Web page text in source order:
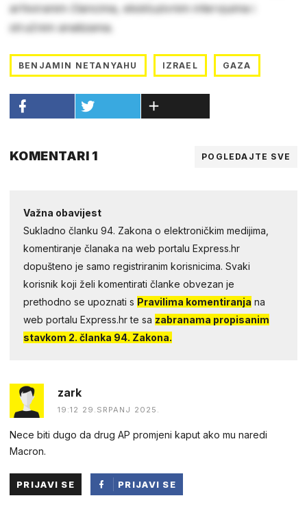
arhiviranim člancima, ekskluzivnim intervjuima i
stručnim analizama.
BENJAMIN NETANYAHU IZRAEL GAZA
KOMENTARI 1 POGLEDAJTE SVE
Važna obavijest
Sukladno članku 94. Zakona o elektroničkim medijima,
komentiranje članaka na web portalu Express.hr
dopušteno je samo registriranim korisnicima. Svaki
korisnik koji želi komentirati članke obvezan je
prethodno se upoznati s Pravilima komentiranja na
web portalu Express.hr te sa zabranama propisanim
stavkom 2. članka 94. Zakona.
zark
19:12 29.SRPANJ 2025.
Nece biti dugo da drug AP promjeni kaput ako mu naredi
Macron.
PRIJAVI SE
PRIJAVI SE